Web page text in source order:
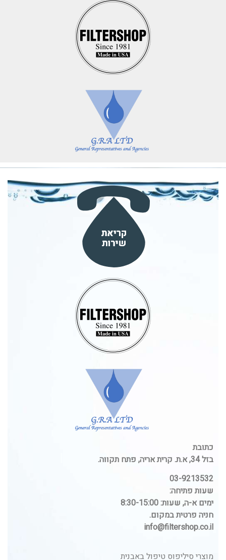
כתובת
בזל 34, א.ת. קרית אריה, פתח תקווה.
03-9213532
שעות פתיחה:
ימים א-ה, שעות: 8:30-15:00
חניה פרטית במקום.
info@filtershop.co.il
מוצרי סיליפוס טיפול באבנית